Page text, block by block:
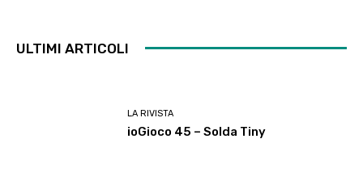
ULTIMI ARTICOLI
LA RIVISTA
ioGioco 45 – Solda Tiny